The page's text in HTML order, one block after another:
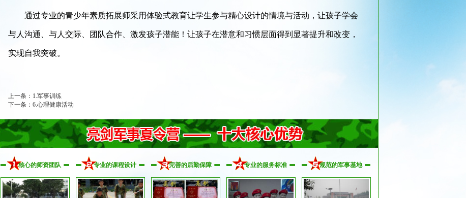
通过专业的青少年素质拓展师采用体验式教育让学生参与精心设计的情境与活动，让孩子学会
与人沟通、与人交际、团队合作、激发孩子潜能！让孩子在潜意和习惯层面得到显著提升和改变，
实现自我突破。
上一条： 1.军事训练
下一条： 6.心理健康活动
核心的师资团队 专业的课程设计 完善的后勤保障 专业的服务标准 规范的军事基地